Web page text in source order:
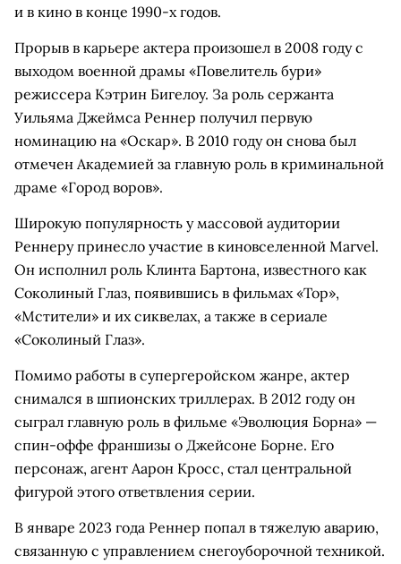
и в кино в конце 1990-х годов.
Прорыв в карьере актера произошел в 2008 году с
выходом военной драмы «Повелитель бури»
режиссера Кэтрин Бигелоу. За роль сержанта
Уильяма Джеймса Реннер получил первую
номинацию на «Оскар». В 2010 году он снова был
отмечен Академией за главную роль в криминальной
драме «Город воров».
Широкую популярность у массовой аудитории
Реннеру принесло участие в киновселенной Marvel.
Он исполнил роль Клинта Бартона, известного как
Соколиный Глаз, появившись в фильмах «Тор»,
«Мстители» и их сиквелах, а также в сериале
«Соколиный Глаз».
Помимо работы в супергеройском жанре, актер
снимался в шпионских триллерах. В 2012 году он
сыграл главную роль в фильме «Эволюция Борна» —
спин-оффе франшизы о Джейсоне Борне. Его
персонаж, агент Аарон Кросс, стал центральной
фигурой этого ответвления серии.
В январе 2023 года Реннер попал в тяжелую аварию,
связанную с управлением снегоуборочной техникой.